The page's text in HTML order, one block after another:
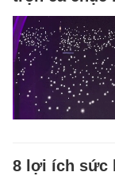
8 lợi ích sức